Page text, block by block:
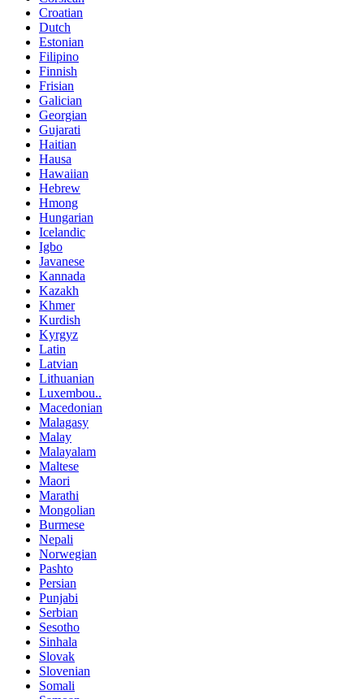
Croatian
Dutch
Estonian
Filipino
Finnish
Frisian
Galician
Georgian
Gujarati
Haitian
Hausa
Hawaiian
Hebrew
Hmong
Hungarian
Icelandic
Igbo
Javanese
Kannada
Kazakh
Khmer
Kurdish
Kyrgyz
Latin
Latvian
Lithuanian
Luxembou..
Macedonian
Malagasy
Malay
Malayalam
Maltese
Maori
Marathi
Mongolian
Burmese
Nepali
Norwegian
Pashto
Persian
Punjabi
Serbian
Sesotho
Sinhala
Slovak
Slovenian
Somali